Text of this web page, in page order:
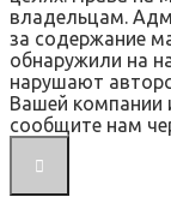
владельцам.
за содержание
обнаружили на
нарушают
Вашей компании
сообщите нам